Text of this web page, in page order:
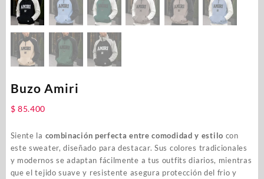
Buzo Amiri
$ 85.400
Siente la combinación perfecta entre comodidad y estilo con
este sweater, diseñado para destacar. Sus colores tradicionales
y modernos se adaptan fácilmente a tus outfits diarios, mientras
que el tejido suave y resistente asegura protección del frio y